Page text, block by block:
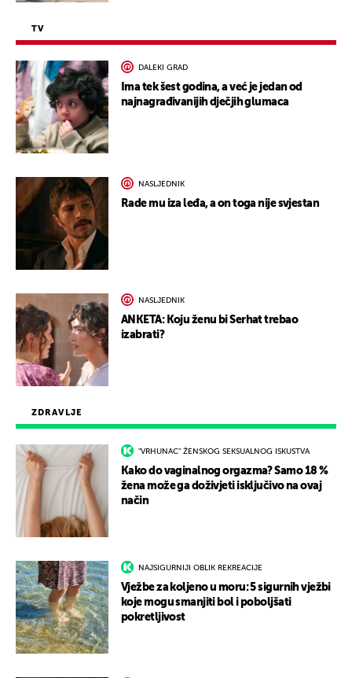
ZDRAVLJE
"VRHUNAC" ŽENSKOG SEKSUALNOG ISKUSTVA
Kako do vaginalnog orgazma? Samo 18 %
žena može ga doživjeti isključivo na ovaj
način
NAJSIGURNIJI OBLIK REKREACIJE
Vježbe za koljeno u moru: 5 sigurnih vježbi
koje mogu smanjiti bol i poboljšati
pokretljivost
TV
DALEKI GRAD
Ima tek šest godina, a već je jedan od
najnagrađivanijih dječjih glumaca
NASLJEDNIK
Rade mu iza leđa, a on toga nije svjestan
NASLJEDNIK
ANKETA: Koju ženu bi Serhat trebao
izabrati?